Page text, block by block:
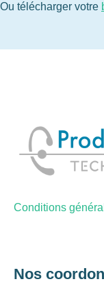
Ou télécharger votre
Conditions
Nos